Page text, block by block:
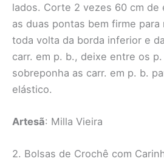
lados. Corte 2 vezes 60 cm de
as duas pontas bem firme para
toda volta da borda inferior e
carr. em p. b., deixe entre os
sobreponha as carr. em p. b.
elástico.
Artesã: Milla Vieira
2. Bolsas de Crochê com